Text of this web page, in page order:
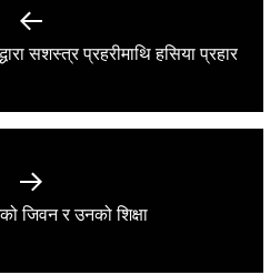
Previous
सशस्त्र प्रहरीमाथि हसिया प्रहार
Next
जिवन र उनको शिक्षा